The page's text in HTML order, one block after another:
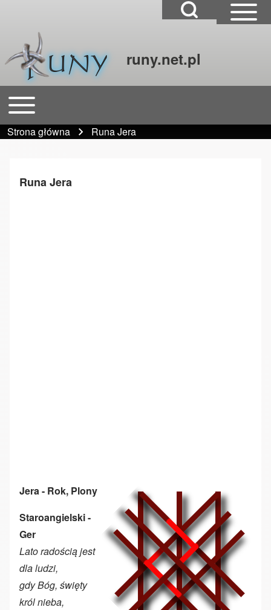
Close Search Block
Szukaj
runy.net.pl
Główna nawigacja
Open or Close horizontal Main Menu
Ścieżka nawigacyjna
Strona główna Runa Jera
Runa Jera
Jera - Rok, Plony
Staroangielski -
Ger
Lato radością jest
dla ludzi,
gdy Bóg, święty
król nieba,